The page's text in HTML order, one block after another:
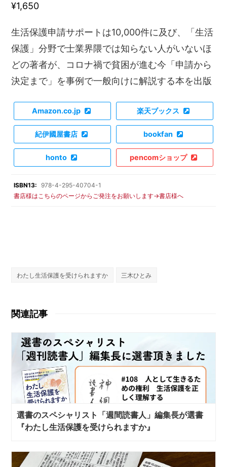
¥1,650
生活保護申請サポートは10,000件に及び、「生活
保護」分野で士業界隈では知らない人がいないほ
どの著者が、コロナ禍で貧困が進む今「申請から
決定まで」を事例で一般向けに解説する本を出版
Amazon.co.jp 楽天ブックス
紀伊國屋書店 bookfan
honto pencomショップ
ISBN13:
978-4-295-40704-1
書店様はこちらのページからご発注をお願いします→書店様へ
わたし生活保護を受けられますか 三木ひとみ
関連記事
選書のスペシャリスト「週間読書人」編集長が選書
『わたし生活保護を受けられますか』